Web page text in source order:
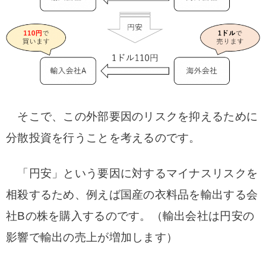
そこで、この外部要因のリスクを抑えるために
分散投資を行うことを考えるのです。
「円安」という要因に対するマイナスリスクを
相殺するため、例えば国産の衣料品を輸出する会
社Bの株を購入するのです。（輸出会社は円安の
影響で輸出の売上が増加します）